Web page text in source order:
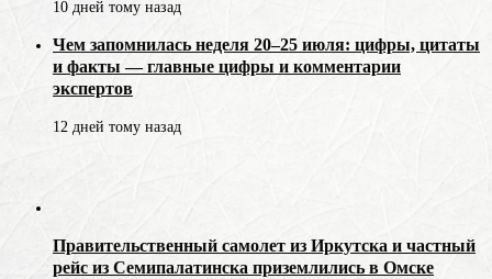
10 дней тому назад
Чем запомнилась неделя 20–25 июля: цифры, цитаты
и факты — главные цифры и комментарии
экспертов
12 дней тому назад
Правительственный самолет из Иркутска и частный
рейс из Семипалатинска приземлились в Омске